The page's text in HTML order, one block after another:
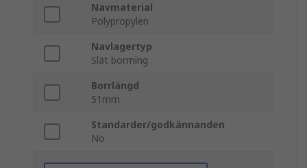
Navmaterial
Polypropylen
Navlagertyp
Slät borrning
Borrlängd
51mm
Standarder/godkännanden
No